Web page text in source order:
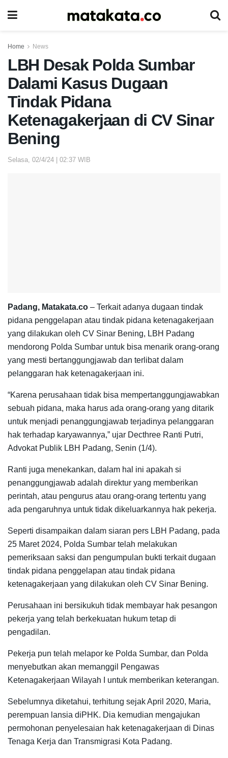
Home News
LBH Desak Polda Sumbar
Dalami Kasus Dugaan
Tindak Pidana
Ketenagakerjaan di CV Sinar
Bening
Selasa, 02/4/24 | 02:37 WIB
Padang, Matakata.co – Terkait adanya dugaan tindak
pidana penggelapan atau tindak pidana ketenagakerjaan
yang dilakukan oleh CV Sinar Bening, LBH Padang
mendorong Polda Sumbar untuk bisa menarik orang-orang
yang mesti bertanggungjawab dan terlibat dalam
pelanggaran hak ketenagakerjaan ini.
“Karena perusahaan tidak bisa mempertanggungjawabkan
sebuah pidana, maka harus ada orang-orang yang ditarik
untuk menjadi penanggungjawab terjadinya pelanggaran
hak terhadap karyawannya,” ujar Decthree Ranti Putri,
Advokat Publik LBH Padang, Senin (1/4).
Ranti juga menekankan, dalam hal ini apakah si
penanggungjawab adalah direktur yang memberikan
perintah, atau pengurus atau orang-orang tertentu yang
ada pengaruhnya untuk tidak dikeluarkannya hak pekerja.
Seperti disampaikan dalam siaran pers LBH Padang, pada
25 Maret 2024, Polda Sumbar telah melakukan
pemeriksaan saksi dan pengumpulan bukti terkait dugaan
tindak pidana penggelapan atau tindak pidana
ketenagakerjaan yang dilakukan oleh CV Sinar Bening.
Perusahaan ini bersikukuh tidak membayar hak pesangon
pekerja yang telah berkekuatan hukum tetap di
pengadilan.
Pekerja pun telah melapor ke Polda Sumbar, dan Polda
menyebutkan akan memanggil Pengawas
Ketenagakerjaan Wilayah I untuk memberikan keterangan.
Sebelumnya diketahui, terhitung sejak April 2020, Maria,
perempuan lansia diPHK. Dia kemudian mengajukan
permohonan penyelesaian hak ketenagakerjaan di Dinas
Tenaga Kerja dan Transmigrasi Kota Padang.